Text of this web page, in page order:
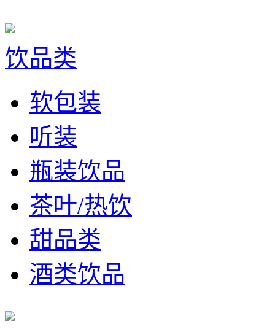
饮品类
软包装
听装
瓶装饮品
茶叶/热饮
甜品类
酒类饮品